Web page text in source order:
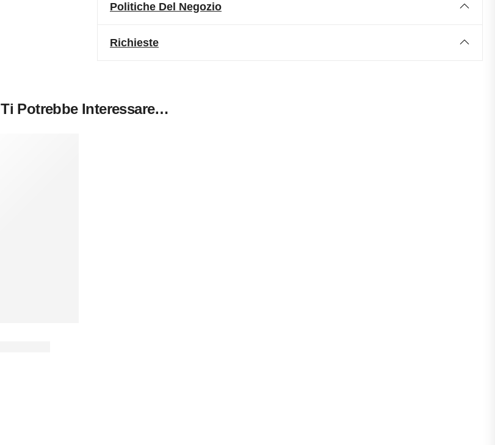
Politiche Del Negozio
Richieste
Ti Potrebbe Interessare…